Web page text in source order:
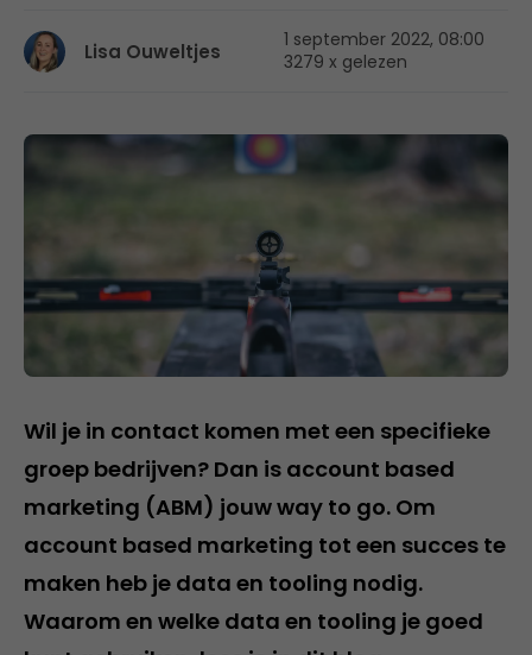
Lisa Ouweltjes
1 september 2022, 08:00
3279 x gelezen
Wil je in contact komen met een specifieke
groep bedrijven? Dan is account based
marketing (ABM) jouw way to go. Om
account based marketing tot een succes te
maken heb je data en tooling nodig.
Waarom en welke data en tooling je goed